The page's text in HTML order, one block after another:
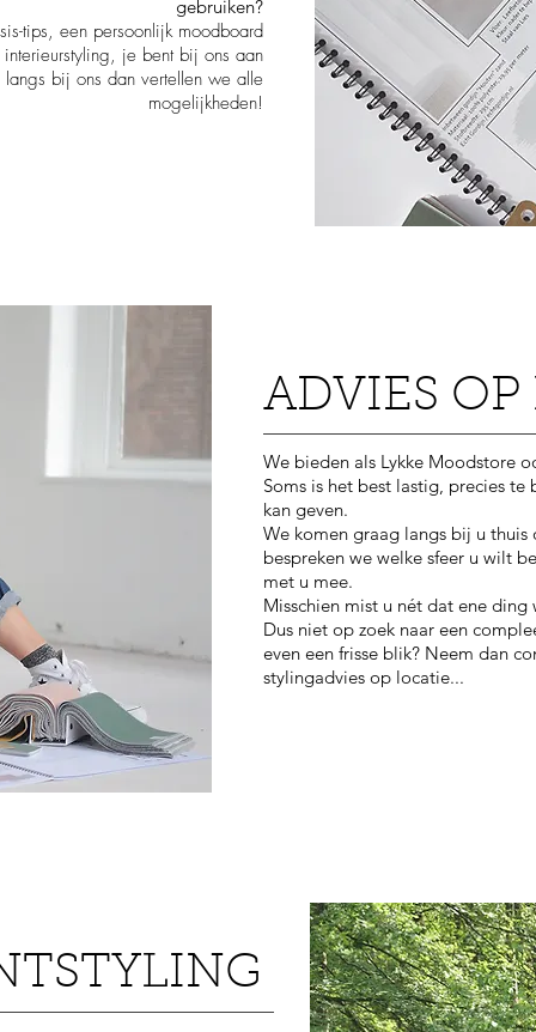
gebruiken?
tips, een persoonlijk moodboard
je bent bij ons aan
bij ons dan vertellen we alle
mogelijkheden!
ADVIES
We bieden als Lykke Moodstore
Soms is het best lastig, precies
kan geven.
We komen graag langs bij u
bespreken we welke sfeer u wilt
met u mee.
Misschien mist u nét dat ene
Dus niet op zoek naar een
even een frisse blik? Neem dan
stylingadvies op locatie...